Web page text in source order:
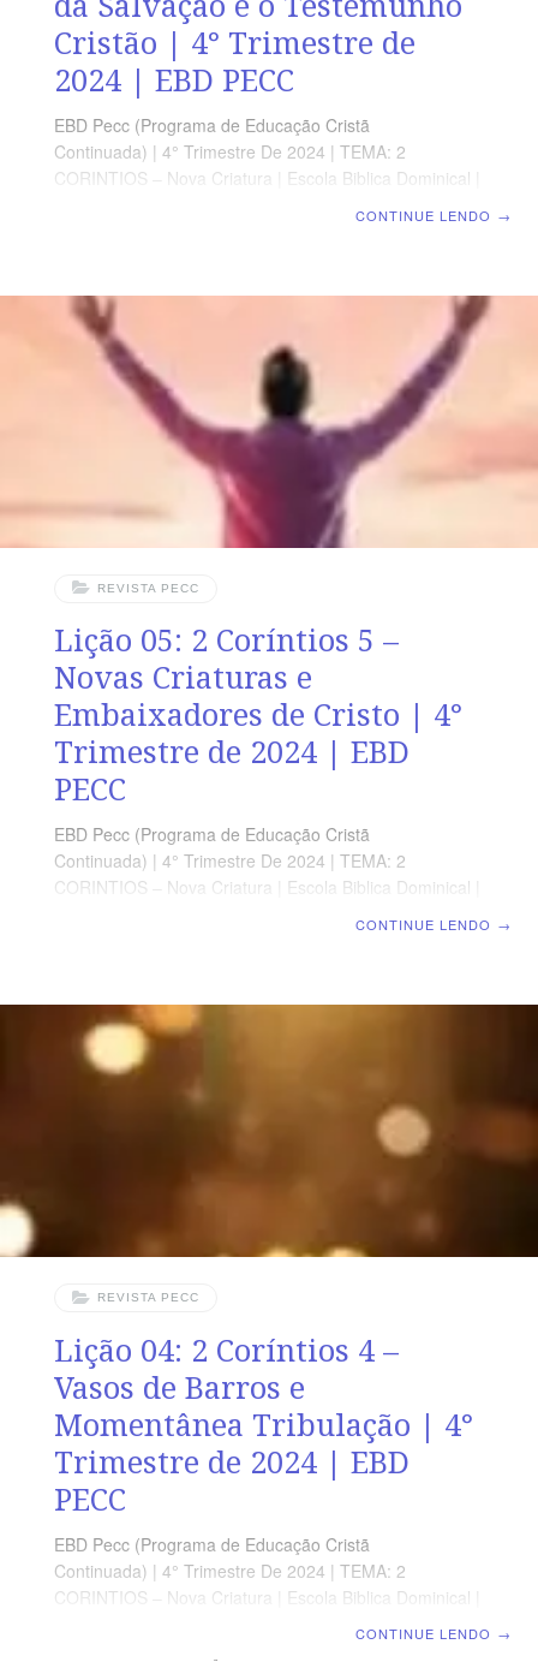
Cristão | 4° Trimestre de
2024 | EBD PECC
EBD Pecc (Programa de Educação Cristã
Continuada) | 4° Trimestre De 2024 | TEMA: 2
CORINTIOS – Nova Criatura | Escola Biblica Dominical |
inclusive o número da página. ORIENTAÇÃO
PEDAGÓGICA Em 2 Coríntios 6 há 18 versos.
Sugerimos começar a aula lendo, com os alunos, 2
Coríntios 6.1-15 (1 a 3 min.). A revista funciona como
guia de estudo e leitura
CONTINUE LENDO →
REVISTA PECC
Lição 05: 2 Coríntios 5 –
Novas Criaturas e
Embaixadores de Cristo | 4°
Trimestre de 2024 | EBD
PECC
EBD Pecc (Programa de Educação Cristã
Continuada) | 4° Trimestre De 2024 | TEMA: 2
CORINTIOS – Nova Criatura | Escola Biblica Dominical |
inclusive o número da página. ORIENTAÇÃO
PEDAGÓGICA Em 2 Coríntios 5 há 21 versos.
Sugerimos começar a aula lendo, com os alunos, 2
Coríntios 5.1-21 (2 a 3 min.). A revista funciona como
CONTINUE LENDO →
REVISTA PECC
Lição 04: 2 Coríntios 4 –
Vasos de Barros e
Momentânea Tribulação | 4°
Trimestre de 2024 | EBD
PECC
EBD Pecc (Programa de Educação Cristã
Continuada) | 4° Trimestre De 2024 | TEMA: 2
CORINTIOS – Nova Criatura | Escola Biblica Dominical |
CONTINUE LENDO →